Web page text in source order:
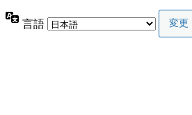
言語